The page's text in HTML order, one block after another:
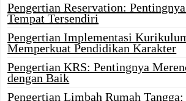
Pengertian Reservation:
Tempat Tersendiri
Pengertian Implementasi
Memperkuat Pendidikan Karakter
Pengertian KRS: Pentingnya
dengan Baik
Pengertian Limbah Rumah